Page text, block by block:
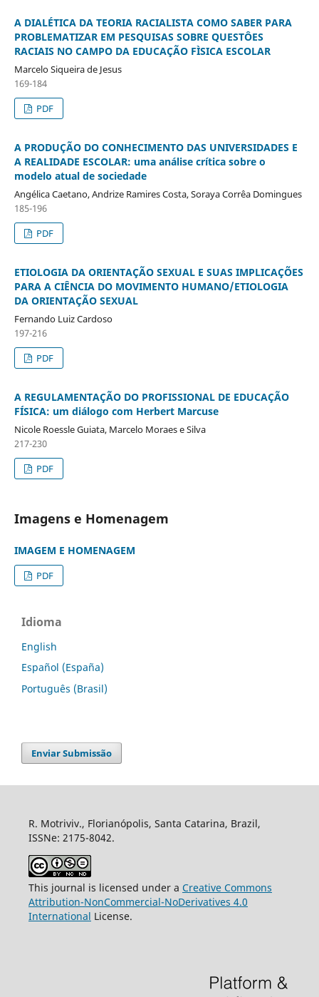
A DIALÉTICA DA TEORIA RACIALISTA COMO SABER PARA
PROBLEMATIZAR EM PESQUISAS SOBRE QUESTÔES
RACIAIS NO CAMPO DA EDUCAÇÃO FÌSICA ESCOLAR
Marcelo Siqueira de Jesus
169-184
PDF
A PRODUÇÃO DO CONHECIMENTO DAS UNIVERSIDADES E
A REALIDADE ESCOLAR: uma análise crítica sobre o
modelo atual de sociedade
Angélica Caetano, Andrize Ramires Costa, Soraya Corrêa Domingues
185-196
PDF
ETIOLOGIA DA ORIENTAÇÃO SEXUAL E SUAS IMPLICAÇÕES
PARA A CIÊNCIA DO MOVIMENTO HUMANO/ETIOLOGIA
DA ORIENTAÇÃO SEXUAL
Fernando Luiz Cardoso
197-216
PDF
A REGULAMENTAÇÃO DO PROFISSIONAL DE EDUCAÇÃO
FÍSICA: um diálogo com Herbert Marcuse
Nicole Roessle Guiata, Marcelo Moraes e Silva
217-230
PDF
Imagens e Homenagem
IMAGEM E HOMENAGEM
PDF
Idioma
English
Español (España)
Português (Brasil)
Enviar Submissão
R. Motriviv., Florianópolis, Santa Catarina, Brazil,
ISSNe: 2175-8042.
This journal is licensed under a Creative Commons
Attribution-NonCommercial-NoDerivatives 4.0
International License.